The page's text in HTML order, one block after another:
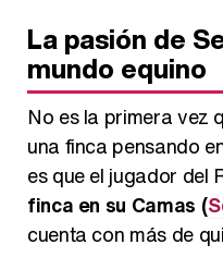
La pasión de
mundo equino
No es la primera vez
una finca pensando
es que el jugador del
finca en su Camas (
cuenta con más de